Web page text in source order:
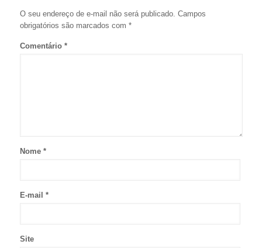
O seu endereço de e-mail não será publicado. Campos
obrigatórios são marcados com *
Comentário *
Nome *
E-mail *
Site